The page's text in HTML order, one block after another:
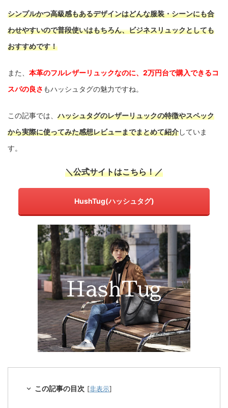
シンプルかつ高級感もあるデザインはどんな服装・シーンにも合
わせやすいので普段使いはもちろん、ビジネスリュックとしても
おすすめです！
また、 本革のフルレザーリュックなのに、2万円台で購入できるコ
スパの良さ もハッシュタグの魅力ですね。
この記事では、ハッシュタグのレザーリュックの特徴やスペック
から実際に使ってみた感想レビューまでまとめて紹介していま
す。
＼公式サイトはこちら！／
HushTug(ハッシュタグ)
この記事の目次 [非表示]